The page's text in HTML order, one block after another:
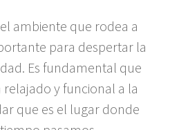
ambiente que rodea a
para despertar la
Es fundamental que
y funcional a la
que es el lugar donde